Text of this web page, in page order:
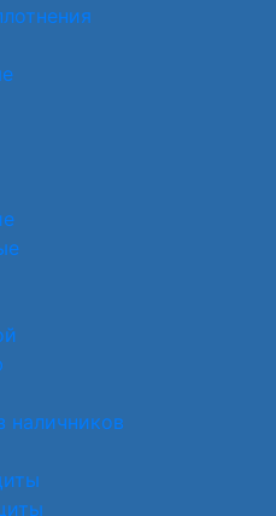
наличников